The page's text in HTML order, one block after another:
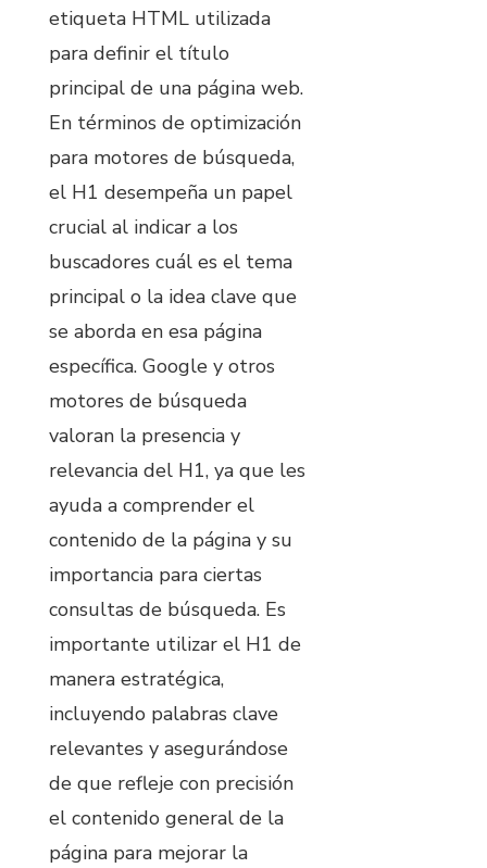
etiqueta HTML utilizada
para definir el título
principal de una página web.
En términos de optimización
para motores de búsqueda,
el H1 desempeña un papel
crucial al indicar a los
buscadores cuál es el tema
principal o la idea clave que
se aborda en esa página
específica. Google y otros
motores de búsqueda
valoran la presencia y
relevancia del H1, ya que les
ayuda a comprender el
contenido de la página y su
importancia para ciertas
consultas de búsqueda. Es
importante utilizar el H1 de
manera estratégica,
incluyendo palabras clave
relevantes y asegurándose
de que refleje con precisión
el contenido general de la
página para mejorar la